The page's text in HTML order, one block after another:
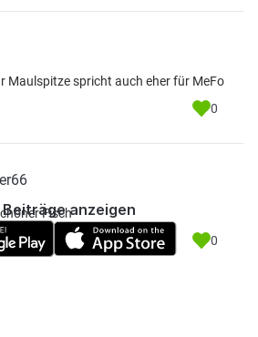
Maulspitze spricht auch eher für MeFo
0
Fisch
0
anzeigen